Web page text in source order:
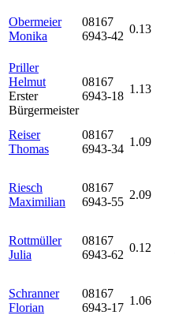
Obermeier
Monika
08167
6943-42
0.13
Priller
Helmut
Erster
Bürgermeister
08167
6943-18
1.13
Reiser
Thomas
08167
6943-34
1.09
Riesch
Maximilian
08167
6943-55
2.09
Rottmüller
Julia
08167
6943-62
0.12
Schranner
Florian
08167
6943-17
1.06